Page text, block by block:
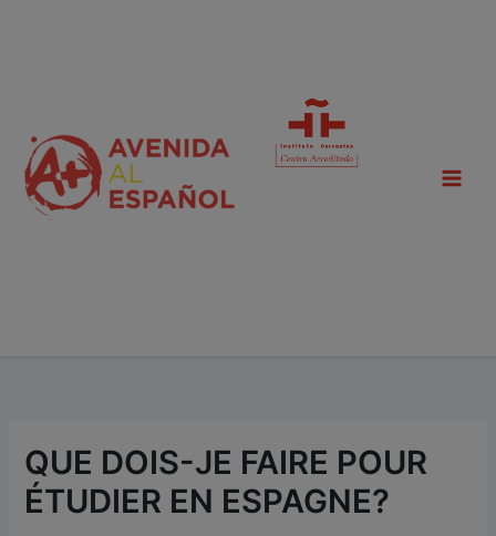
QUE DOIS-JE FAIRE POUR
ÉTUDIER EN ESPAGNE?